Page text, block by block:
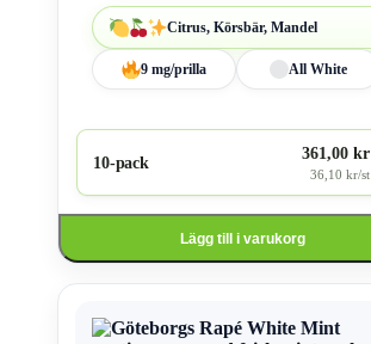
Citrus, Körsbär, Mandel
9 mg/prilla All White
10-pack
361,00 kr
36,10 kr/st
Lägg till i varukorg